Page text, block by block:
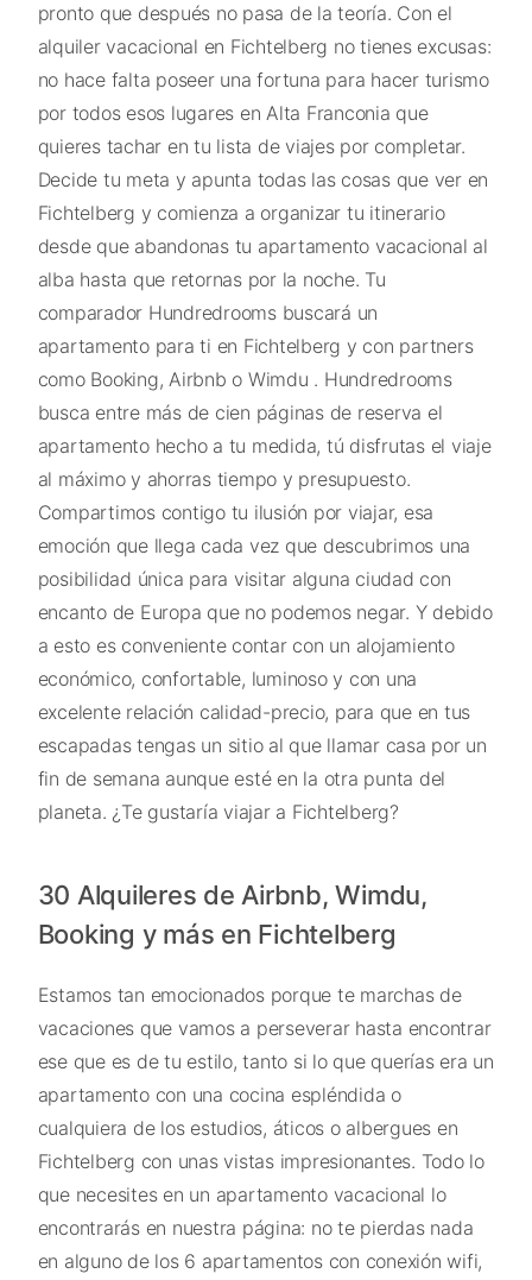
pronto que después no pasa de la teoría. Con el
alquiler vacacional en Fichtelberg no tienes excusas:
no hace falta poseer una fortuna para hacer turismo
por todos esos lugares en Alta Franconia que
quieres tachar en tu lista de viajes por completar.
Decide tu meta y apunta todas las cosas que ver en
Fichtelberg y comienza a organizar tu itinerario
desde que abandonas tu apartamento vacacional al
alba hasta que retornas por la noche. Tu
comparador Hundredrooms buscará un
apartamento para ti en Fichtelberg y con partners
como Booking, Airbnb o Wimdu . Hundredrooms
busca entre más de cien páginas de reserva el
apartamento hecho a tu medida, tú disfrutas el viaje
al máximo y ahorras tiempo y presupuesto.
Compartimos contigo tu ilusión por viajar, esa
emoción que llega cada vez que descubrimos una
posibilidad única para visitar alguna ciudad con
encanto de Europa que no podemos negar. Y debido
a esto es conveniente contar con un alojamiento
económico, confortable, luminoso y con una
excelente relación calidad-precio, para que en tus
escapadas tengas un sitio al que llamar casa por un
fin de semana aunque esté en la otra punta del
planeta. ¿Te gustaría viajar a Fichtelberg?
30 Alquileres de Airbnb, Wimdu,
Booking y más en Fichtelberg
Estamos tan emocionados porque te marchas de
vacaciones que vamos a perseverar hasta encontrar
ese que es de tu estilo, tanto si lo que querías era un
apartamento con una cocina espléndida o
cualquiera de los estudios, áticos o albergues en
Fichtelberg con unas vistas impresionantes. Todo lo
que necesites en un apartamento vacacional lo
encontrarás en nuestra página: no te pierdas nada
en alguno de los 6 apartamentos con conexión wifi,